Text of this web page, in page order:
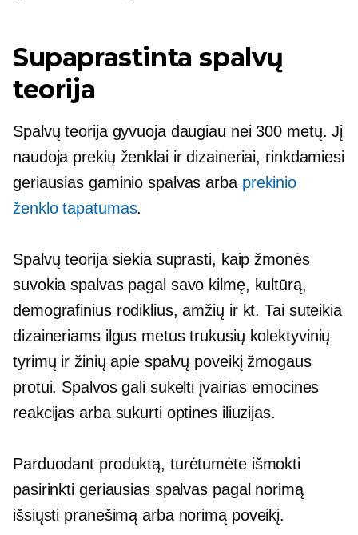
Supaprastinta spalvų
teorija
Spalvų teorija gyvuoja daugiau nei 300 metų. Jį
naudoja prekių ženklai ir dizaineriai, rinkdamiesi
geriausias gaminio spalvas arba prekinio
ženklo tapatumas.
Spalvų teorija siekia suprasti, kaip žmonės
suvokia spalvas pagal savo kilmę, kultūrą,
demografinius rodiklius, amžių ir kt. Tai suteikia
dizaineriams ilgus metus trukusių kolektyvinių
tyrimų ir žinių apie spalvų poveikį žmogaus
protui. Spalvos gali sukelti įvairias emocines
reakcijas arba sukurti optines iliuzijas.
Parduodant produktą, turėtumėte išmokti
pasirinkti geriausias spalvas pagal norimą
išsiųsti pranešimą arba norimą poveikį.